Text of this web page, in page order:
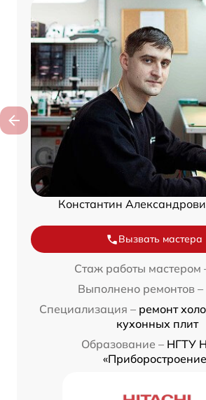
Константин
Вызвать мастера
Стаж работы мастером
Выполнено ремонтов –
Специализация – ремонт
кухонных плит
Образование – НГТУ